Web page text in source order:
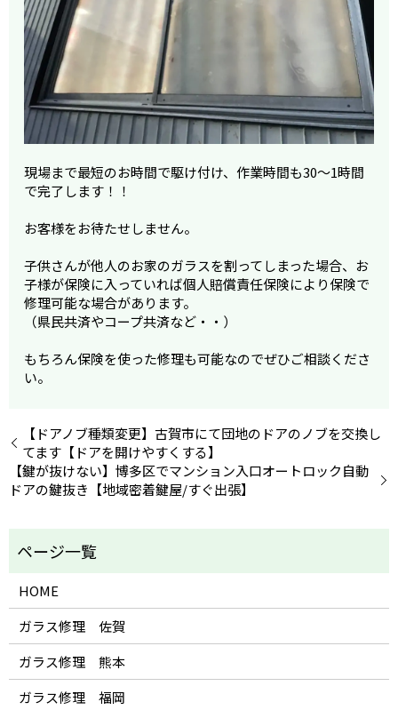
現場まで最短のお時間で駆け付け、作業時間も30～1時間
で完了します！！
お客様をお待たせしません。
子供さんが他人のお家のガラスを割ってしまった場合、お
子様が保険に入っていれば個人賠償責任保険により保険で
修理可能な場合があります。
（県民共済やコープ共済など・・）
もちろん保険を使った修理も可能なのでぜひご相談くださ
い。
【ドアノブ種類変更】古賀市にて団地のドアのノブを交換し
てます【ドアを開けやすくする】
【鍵が抜けない】博多区でマンション入口オートロック自動
ドアの鍵抜き【地域密着鍵屋/すぐ出張】
HOME
ガラス修理 佐賀
ガラス修理 熊本
ガラス修理 福岡